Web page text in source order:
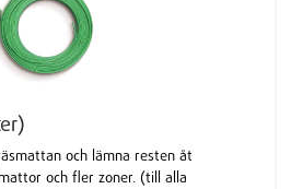
och lämna resten åt
och fler zoner. (till alla